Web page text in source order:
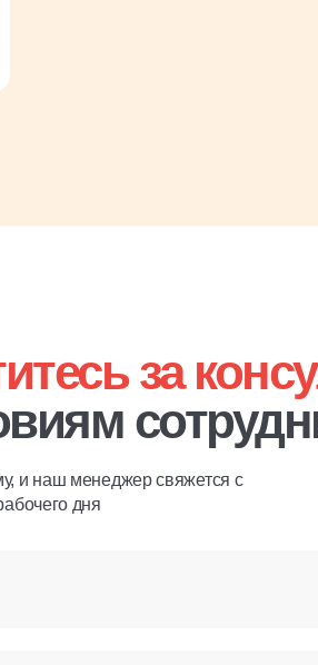
за
и наш менеджер свяжется с
дня